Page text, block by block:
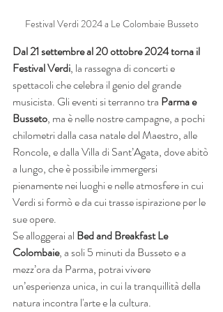
Festival Verdi 2024 a Le Colombaie Busseto
Dal 21 settembre al 20 ottobre 2024 torna il
Festival Verdi, la rassegna di concerti e
spettacoli che celebra il genio del grande
musicista. Gli eventi si terranno tra Parma e
Busseto, ma è nelle nostre campagne, a pochi
chilometri dalla casa natale del Maestro, alle
Roncole, e dalla Villa di Sant’Agata, dove abitò
a lungo, che è possibile immergersi
pienamente nei luoghi e nelle atmosfere in cui
Verdi si formò e da cui trasse ispirazione per le
sue opere.
Se alloggerai al Bed and Breakfast Le
Colombaie, a soli 5 minuti da Busseto e a
mezz’ora da Parma, potrai vivere
un’esperienza unica, in cui la tranquillità della
natura incontra l'arte e la cultura.